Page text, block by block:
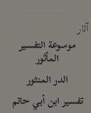
آثار
موسوعة التفسير
المأثور
الدر المنثور
تفسير ابن أبي حاتم